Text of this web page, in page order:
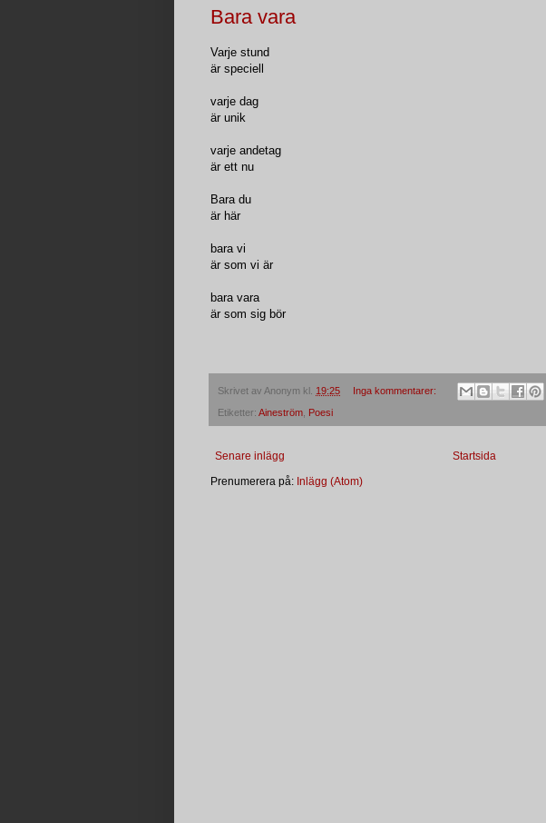
Bara vara
Varje stund
är speciell
varje dag
är unik
varje andetag
är ett nu
Bara du
är här
bara vi
är som vi är
bara vara
är som sig bör
Skrivet av Anonym kl. 19:25 Inga kommentarer:
Etiketter: Aineström Poesi
Senare inlägg
Startsida
Prenumerera på: Inlägg (Atom)